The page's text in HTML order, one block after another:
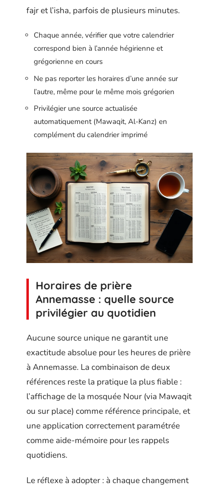
fajr et l’isha, parfois de plusieurs minutes.
Chaque année, vérifier que votre calendrier
correspond bien à l’année hégirienne et
grégorienne en cours
Ne pas reporter les horaires d’une année sur
l’autre, même pour le même mois grégorien
Privilégier une source actualisée
automatiquement (Mawaqit, Al-Kanz) en
complément du calendrier imprimé
Horaires de prière
Annemasse : quelle source
privilégier au quotidien
Aucune source unique ne garantit une
exactitude absolue pour les heures de prière
à Annemasse. La combinaison de deux
références reste la pratique la plus fiable :
l’affichage de la mosquée Nour (via Mawaqit
ou sur place) comme référence principale, et
une application correctement paramétrée
comme aide-mémoire pour les rappels
quotidiens.
Le réflexe à adopter : à chaque changement